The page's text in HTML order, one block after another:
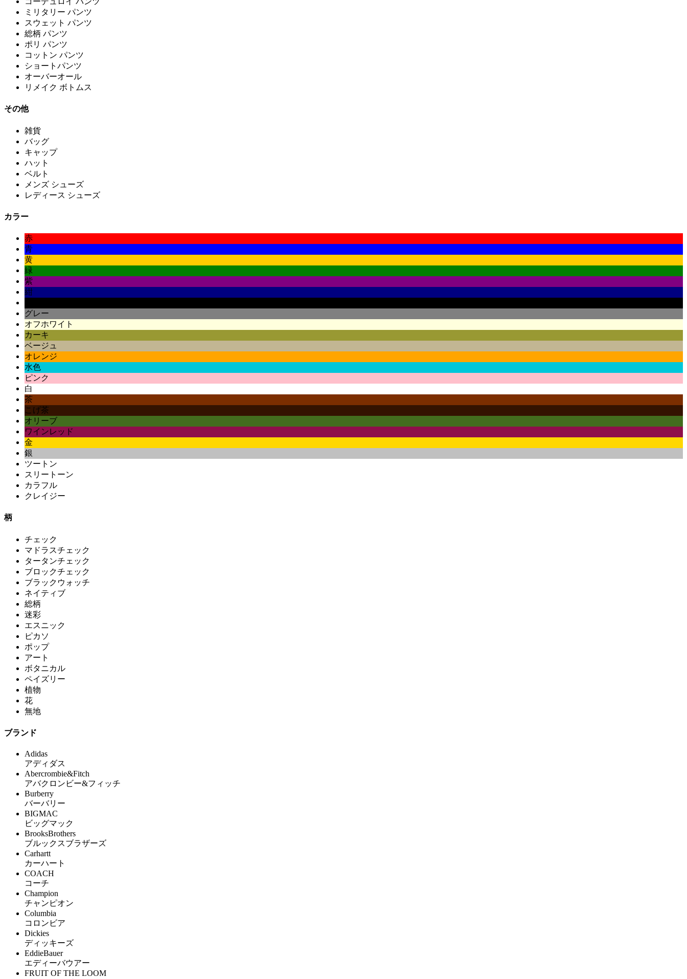
ミリタリー パンツ
スウェット パンツ
総柄 パンツ
ポリ パンツ
コットン パンツ
ショートパンツ
オーバーオール
リメイク ボトムス
その他
雑貨
バッグ
キャップ
ハット
ベルト
メンズ シューズ
レディース シューズ
カラー
赤
青
黄
緑
紫
紺
グレー
オフホワイト
カーキ
ベージュ
オレンジ
水色
ピンク
白
茶
こげ茶
オリーブ
ワインレッド
金
銀
ツートン
スリートーン
カラフル
クレイジー
柄
チェック
マドラスチェック
タータンチェック
ブロックチェック
ブラックウォッチ
ネイティブ
総柄
迷彩
エスニック
ピカソ
ポップ
アート
ボタニカル
ペイズリー
植物
花
無地
ブランド
Adidas
アディダス
Abercrombie&Fitch
アバクロンビー&フィッチ
Burberry
バーバリー
BIGMAC
ビッグマック
BrooksBrothers
ブルックスブラザーズ
Carhartt
カーハート
COACH
コーチ
Champion
チャンピオン
Columbia
コロンビア
Dickies
ディッキーズ
EddieBauer
エディーバウアー
FRUIT OF THE LOOM